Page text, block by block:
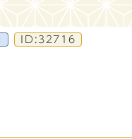
ID:32716